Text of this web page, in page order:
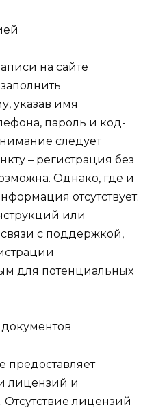
на сайте
указав имя
пароль и код-
следует
– регистрация без
Однако, где и
отсутствует.
или
с поддержкой,
для потенциальных
предоставляет
лицензий и
Отсутствие лицензий